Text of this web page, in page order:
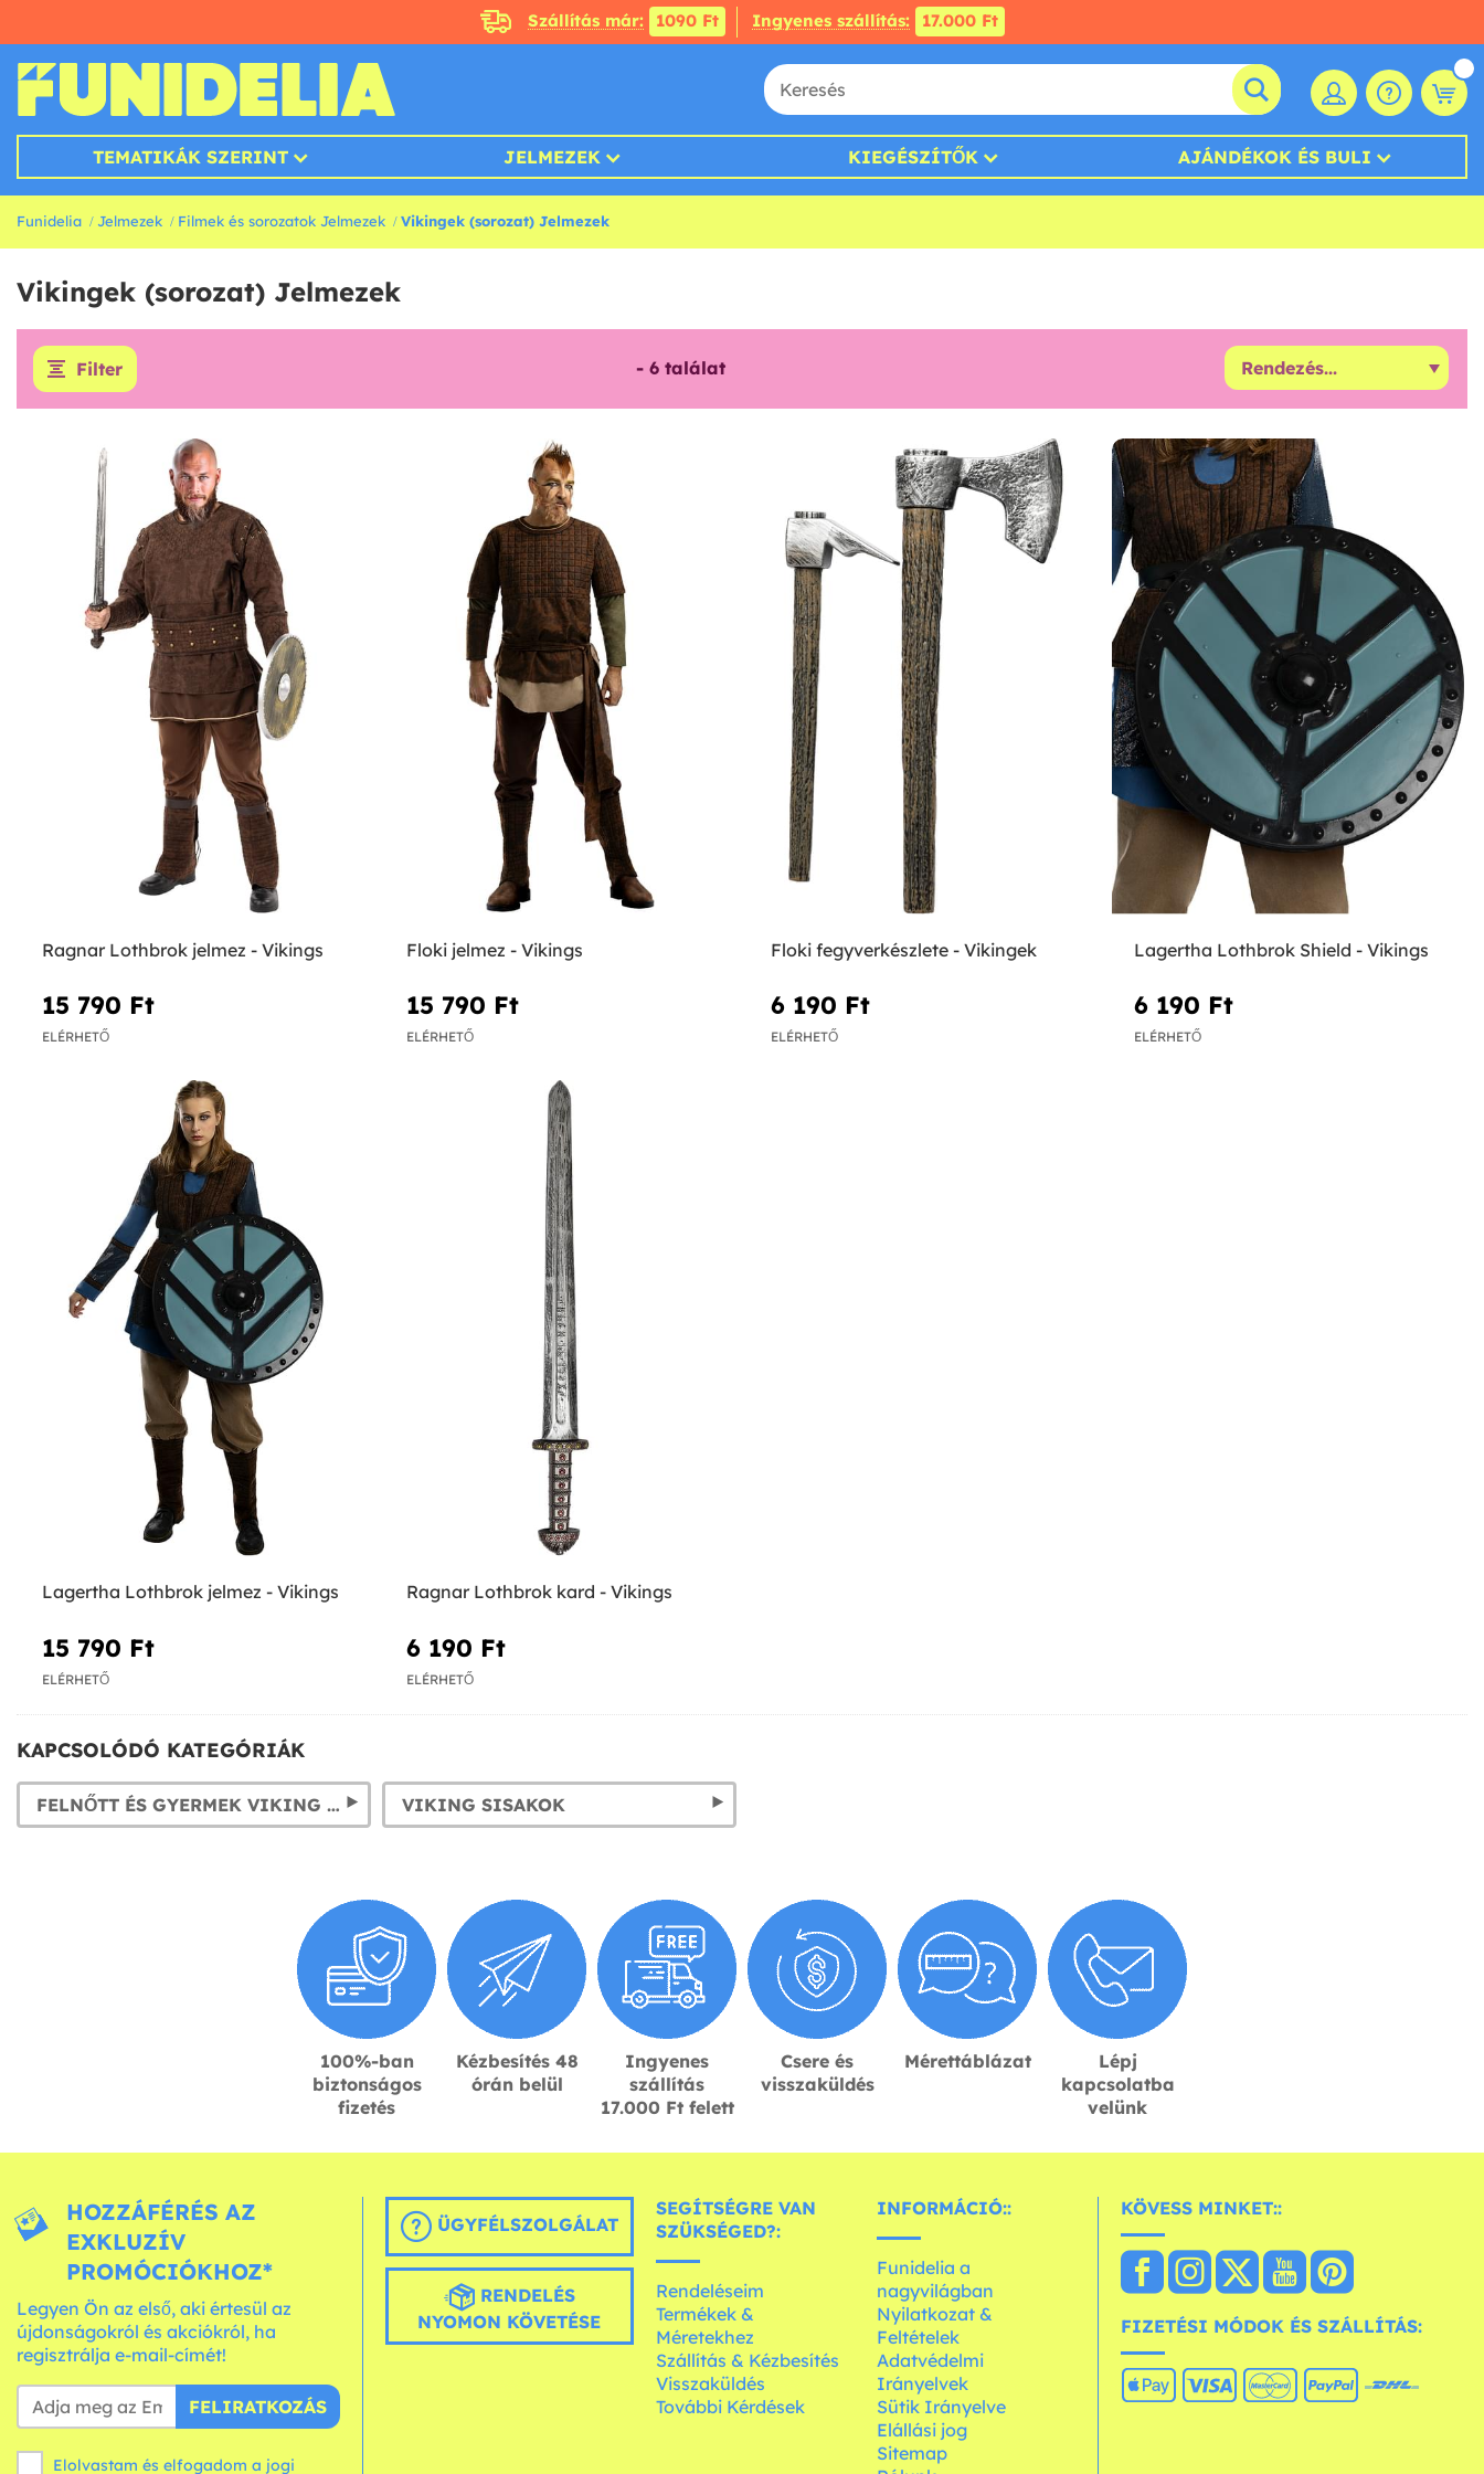
Szállítás már: 1090 Ft Ingyenes szállítás: 17.000 Ft
TEMATIKÁK SZERINT JELMEZEK KIEGÉSZÍTŐK AJÁNDÉKOK ÉS BULI
Funidelia Jelmezek Filmek és sorozatok Jelmezek Vikingek (sorozat) Jelmezek
Vikingek (sorozat) Jelmezek
Filter - 6 találat
Ragnar Lothbrok jelmez - Vikings
15 790 Ft‎
ELÉRHETŐ
Floki jelmez - Vikings
15 790 Ft‎
ELÉRHETŐ
Floki fegyverkészlete - Vikingek
6 190 Ft‎
ELÉRHETŐ
Lagertha Lothbrok Shield - Vikings
6 190 Ft‎
ELÉRHETŐ
Lagertha Lothbrok jelmez - Vikings
15 790 Ft‎
ELÉRHETŐ
Ragnar Lothbrok kard - Vikings
6 190 Ft‎
ELÉRHETŐ
KAPCSOLÓDÓ KATEGÓRIÁK
FELNŐTT ÉS GYERMEK VIKING JELMEZEK: VIKINGSISAKOK ÉS EGYÉB KIEGÉSZÍTŐK VIKING SISAKOK
100%-ban
biztonságos
fizetés
Kézbesítés 48
órán belül
Ingyenes
szállítás
17.000 Ft felett
Csere és
visszaküldés
Mérettáblázat
Lépj
kapcsolatba
velünk
HOZZÁFÉRÉS AZ
EXKLUZÍV
PROMÓCIÓKHOZ*
Legyen Ön az első, aki értesül az
újdonságokról és akciókról, ha
regisztrálja e-mail-címét!
FELIRATKOZÁS
Elolvastam és elfogadom a jogi
ÜGYFÉLSZOLGÁLAT
RENDELÉS
NYOMON KÖVETÉSE
SEGÍTSÉGRE VAN
SZÜKSÉGED?:
Rendeléseim
Termékek &
Méretekhez
Szállítás & Kézbesítés
Visszaküldés
További Kérdések
INFORMÁCIÓ::
Funidelia a
nagyvilágban
Nyilatkozat &
Feltételek
Adatvédelmi
Irányelvek
Sütik Irányelve
Elállási jog
Sitemap
KÖVESS MINKET::
FIZETÉSI MÓDOK ÉS SZÁLLÍTÁS: